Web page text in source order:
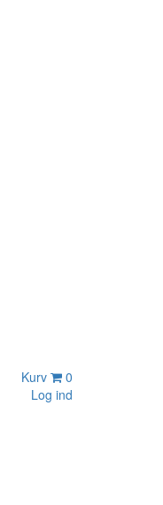
Kurv
0
Log ind